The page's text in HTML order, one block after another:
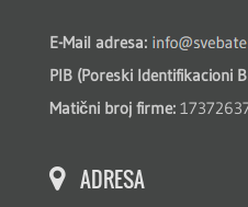
E-Mail adresa:
PIB (Poreski Identifikacioni
Matični broj firme:
ADRESA